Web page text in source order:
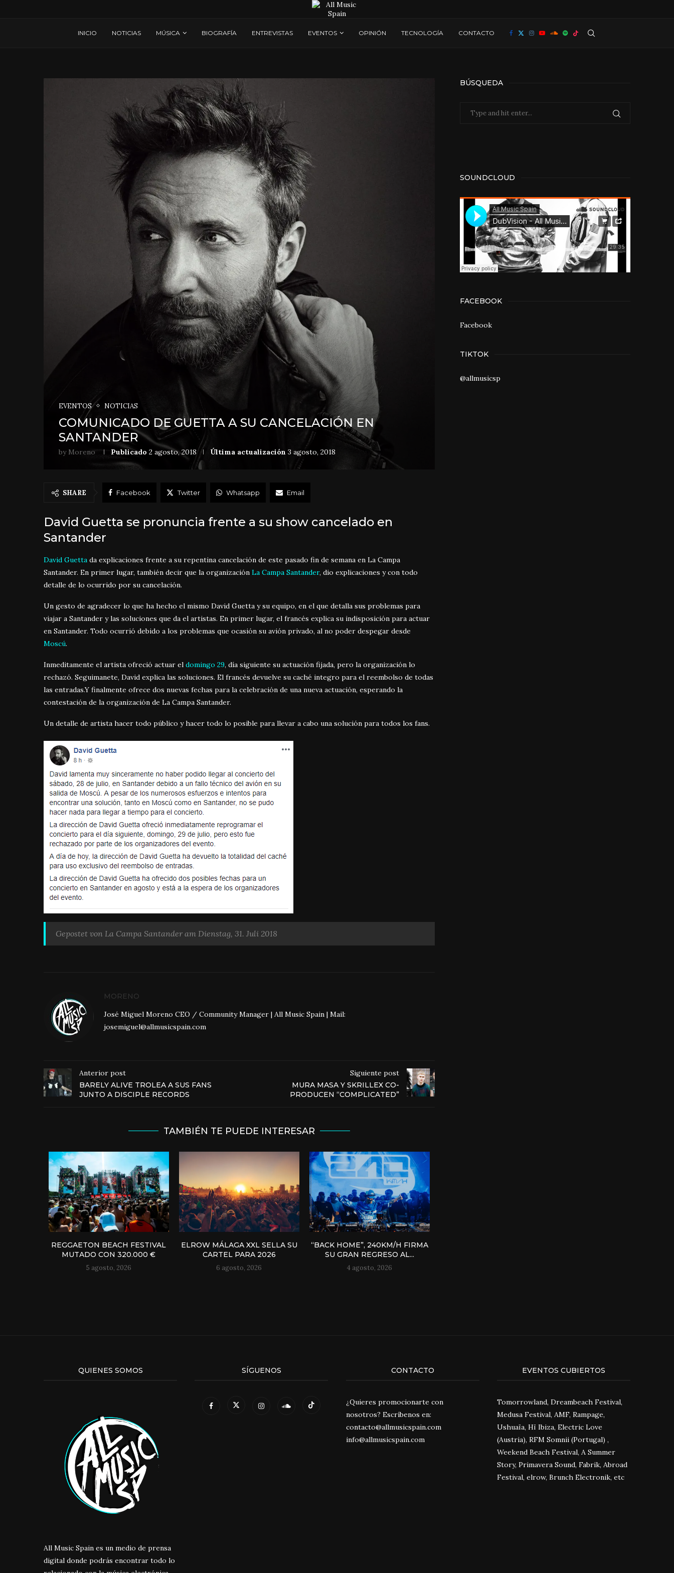
INICIO NOTICIAS MÚSICA BIOGRAFÍA ENTREVISTAS EVENTOS OPINIÓN TECNOLOGÍA CONTACTO
EVENTOS NOTICIAS
COMUNICADO DE GUETTA A SU CANCELACIÓN EN
SANTANDER
by Moreno Publicado 2 agosto, 2018 Última actualización 3 agosto, 2018
SHARE Facebook Twitter Whatsapp Email
David Guetta se pronuncia frente a su show cancelado en
Santander
David Guetta da explicaciones frente a su repentina cancelación de este pasado fin de semana en La Campa
Santander. En primer lugar, también decir que la organización La Campa Santander, dio explicaciones y con todo
detalle de lo ocurrido por su cancelación.
Un gesto de agradecer lo que ha hecho el mismo David Guetta y su equipo, en el que detalla sus problemas para
viajar a Santander y las soluciones que da el artistas. En primer lugar, el francés explica su indisposición para actuar
en Santander. Todo ocurrió debido a los problemas que ocasión su avión privado, al no poder despegar desde
Moscú.
Inmeditamente el artista ofreció actuar el domingo 29, día siguiente su actuación fijada, pero la organización lo
rechazó. Seguimanete, David explica las soluciones. El francés devuelve su caché integro para el reembolso de todas
las entradas.Y finalmente ofrece dos nuevas fechas para la celebración de una nueva actuación, esperando la
contestación de la organización de La Campa Santander.
Un detalle de artista hacer todo público y hacer todo lo posible para llevar a cabo una solución para todos los fans.
Gepostet von La Campa Santander am Dienstag, 31. Juli 2018
MORENO
José Miguel Moreno CEO / Community Manager | All Music Spain | Mail:
josemiguel@allmusicspain.com
Anterior post
BARELY ALIVE TROLEA A SUS FANS
JUNTO A DISCIPLE RECORDS
Siguiente post
MURA MASA Y SKRILLEX CO-
PRODUCEN “COMPLICATED”
TAMBIÉN TE PUEDE INTERESAR
REGGAETON BEACH FESTIVAL
MUTADO CON 320.000 €
5 agosto, 2026
ELROW MÁLAGA XXL SELLA SU
CARTEL PARA 2026
6 agosto, 2026
“BACK HOME”, 240KM/H FIRMA
SU GRAN REGRESO AL...
4 agosto, 2026
BÚSQUEDA
SOUNDCLOUD
FACEBOOK
Facebook
TIKTOK
@allmusicsp
QUIENES SOMOS
All Music Spain es un medio de prensa
digital donde podrás encontrar todo lo
SÍGUENOS CONTACTO
¿Quieres promocionarte con
nosotros? Escríbenos en:
contacto@allmusicspain.com
info@allmusicspain.com
EVENTOS CUBIERTOS
Tomorrowland, Dreambeach Festival,
Medusa Festival, AMF, Rampage,
Ushuaïa, Hï Ibiza, Electric Love
(Austria), RFM Somnii (Portugal) ,
Weekend Beach Festival, A Summer
Story, Primavera Sound, Fabrik, Abroad
Festival, elrow, Brunch Electronik, etc